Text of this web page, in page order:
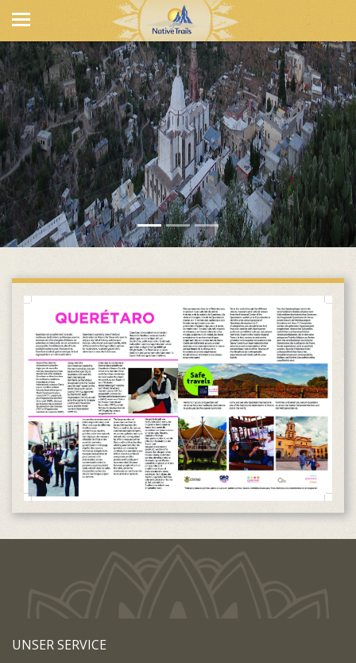
UNSER SERVICE